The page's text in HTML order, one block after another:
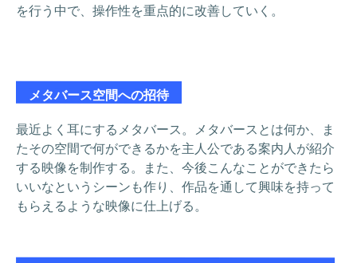
を行う中で、操作性を重点的に改善していく。
メタバース空間への招待
最近よく耳にするメタバース。メタバースとは何か、ま
たその空間で何ができるかを主人公である案内人が紹介
する映像を制作する。また、今後こんなことができたら
いいなというシーンも作り、作品を通して興味を持って
もらえるような映像に仕上げる。